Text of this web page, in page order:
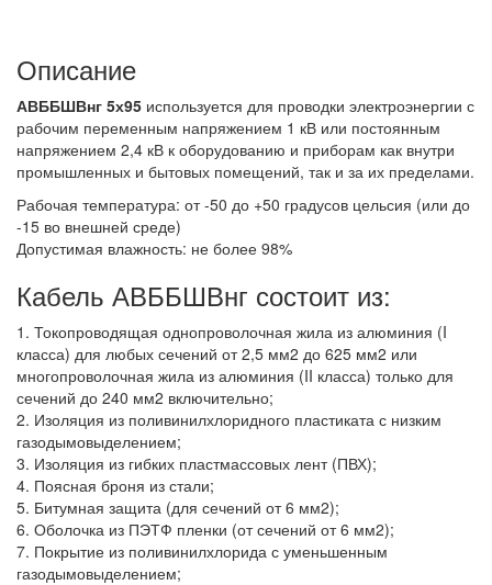
Описание
АВББШВнг 5х95 используется для проводки электроэнергии с
рабочим переменным напряжением 1 кВ или постоянным
напряжением 2,4 кВ к оборудованию и приборам как внутри
промышленных и бытовых помещений, так и за их пределами.
Рабочая температура: от -50 до +50 градусов цельсия (или до
-15 во внешней среде)
Допустимая влажность: не более 98%
Кабель АВББШВнг состоит из:
1. Токопроводящая однопроволочная жила из алюминия (I
класса) для любых сечений от 2,5 мм2 до 625 мм2 или
многопроволочная жила из алюминия (II класса) только для
сечений до 240 мм2 включительно;
2. Изоляция из поливинилхлоридного пластиката с низким
газодымовыделением;
3. Изоляция из гибких пластмассовых лент (ПВХ);
4. Поясная броня из стали;
5. Битумная защита (для сечений от 6 мм2);
6. Оболочка из ПЭТФ пленки (от сечений от 6 мм2);
7. Покрытие из поливинилхлорида с уменьшенным
газодымовыделением;